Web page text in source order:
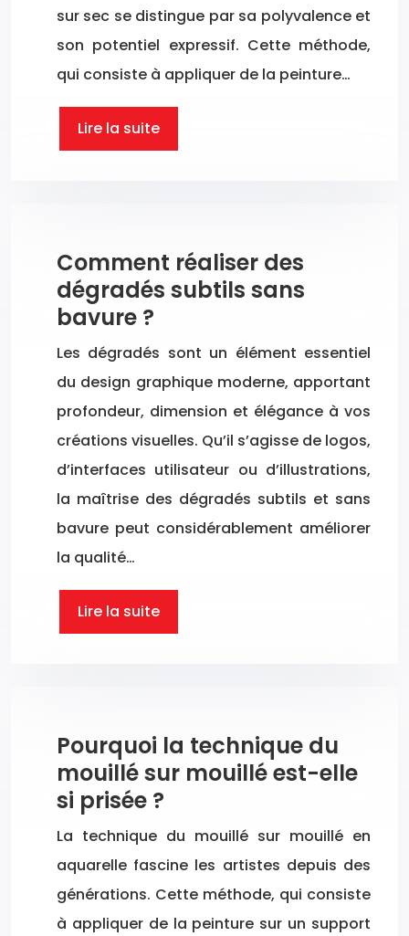
sur sec se distingue par sa polyvalence et
son potentiel expressif. Cette méthode,
qui consiste à appliquer de la peinture…
Lire la suite
Comment réaliser des
dégradés subtils sans
bavure ?
Les dégradés sont un élément essentiel
du design graphique moderne, apportant
profondeur, dimension et élégance à vos
créations visuelles. Qu’il s’agisse de logos,
d’interfaces utilisateur ou d’illustrations,
la maîtrise des dégradés subtils et sans
bavure peut considérablement améliorer
la qualité…
Lire la suite
Pourquoi la technique du
mouillé sur mouillé est-elle
si prisée ?
La technique du mouillé sur mouillé en
aquarelle fascine les artistes depuis des
générations. Cette méthode, qui consiste
à appliquer de la peinture sur un support